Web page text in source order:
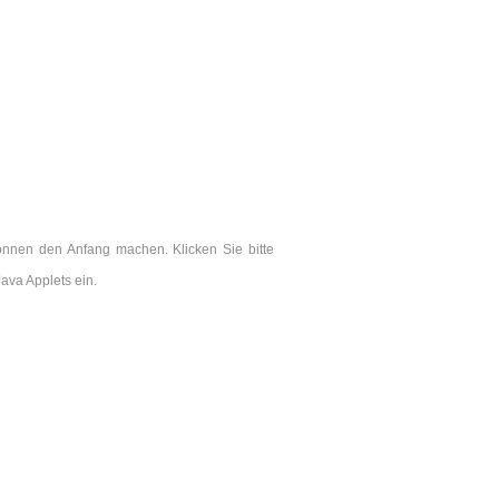
den Anfang machen. Klicken Sie bitte
Applets ein.